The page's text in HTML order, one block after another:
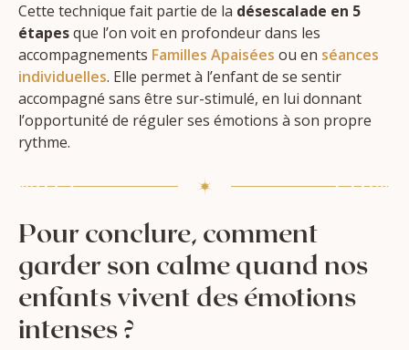
Cette technique fait partie de la désescalade en 5
étapesque l’on voit en profondeur dans les
accompagnements Familles Apaisées ou en séances
individuelles. Elle permet à l’enfant de se sentir
accompagné sans être sur-stimulé, en lui donnant
l’opportunité de réguler ses émotions à son propre
rythme.
Pour conclure, comment
garder son calme quand nos
enfants vivent des émotions
intenses ?